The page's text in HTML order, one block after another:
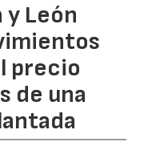
y León
precio
de una